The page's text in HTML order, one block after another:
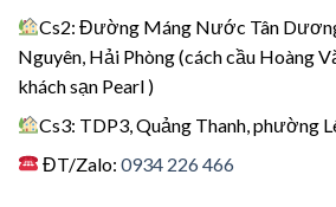
Cs2: Đường Máng Nước Tân
Nguyên, Hải Phòng (cách cầu Hoàng
khách sạn Pearl )
Cs3: TDP3, Quảng Thanh, phường
ĐT/Zalo:0934 226 466